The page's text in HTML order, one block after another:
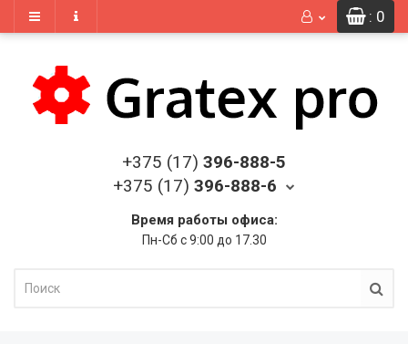
: 0
+375 (17) 396-888-5
+375 (17) 396-888-6
Время работы офиса:
Пн-Сб с 9:00 до 17.30